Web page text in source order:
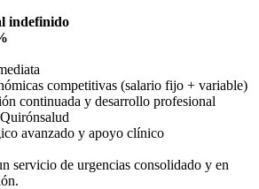
indefinido
competitivas (salario fijo + variable)
continuada y desarrollo profesional
avanzado y apoyo clínico
servicio de urgencias consolidado y en